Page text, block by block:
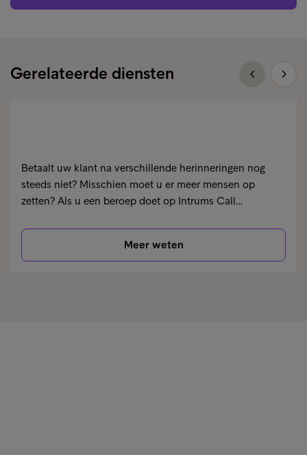
Gerelateerde diensten
Betaalt uw klant na verschillende herinneringen nog
steeds niet? Misschien moet u er meer mensen op
zetten? Als u een beroep doet op Intrums Call…
Meer weten